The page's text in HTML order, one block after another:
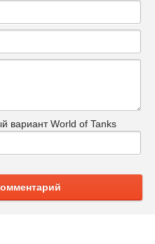
вариант World of Tanks